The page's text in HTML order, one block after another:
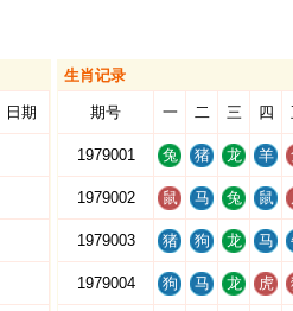
日期
生肖记录
期号 一 二 三 四
1979001 兔 猪 龙 羊
1979002 鼠 马 兔 鼠
1979003 猪 狗 龙 马
1979004 狗 马 龙 虎